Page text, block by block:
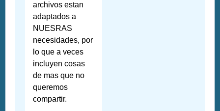
archivos estan
adaptados a
NUESRAS
necesidades, por
lo que a veces
incluyen cosas
de mas que no
queremos
compartir.